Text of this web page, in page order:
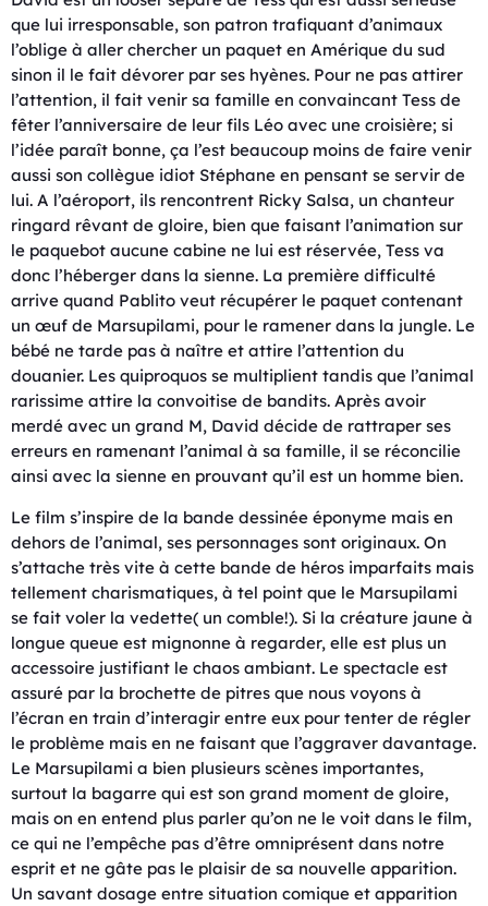
que lui irresponsable, son patron trafiquant d’animaux
l’oblige à aller chercher un paquet en Amérique du sud
sinon il le fait dévorer par ses hyènes. Pour ne pas attirer
l’attention, il fait venir sa famille en convaincant Tess de
fêter l’anniversaire de leur fils Léo avec une croisière; si
l’idée paraît bonne, ça l’est beaucoup moins de faire venir
aussi son collègue idiot Stéphane en pensant se servir de
lui. A l’aéroport, ils rencontrent Ricky Salsa, un chanteur
ringard rêvant de gloire, bien que faisant l’animation sur
le paquebot aucune cabine ne lui est réservée, Tess va
donc l’héberger dans la sienne. La première difficulté
arrive quand Pablito veut récupérer le paquet contenant
un œuf de Marsupilami, pour le ramener dans la jungle. Le
bébé ne tarde pas à naître et attire l’attention du
douanier. Les quiproquos se multiplient tandis que l’animal
rarissime attire la convoitise de bandits. Après avoir
merdé avec un grand M, David décide de rattraper ses
erreurs en ramenant l’animal à sa famille, il se réconcilie
ainsi avec la sienne en prouvant qu’il est un homme bien.
Le film s’inspire de la bande dessinée éponyme mais en
dehors de l’animal, ses personnages sont originaux. On
s’attache très vite à cette bande de héros imparfaits mais
tellement charismatiques, à tel point que le Marsupilami
se fait voler la vedette( un comble!). Si la créature jaune à
longue queue est mignonne à regarder, elle est plus un
accessoire justifiant le chaos ambiant. Le spectacle est
assuré par la brochette de pitres que nous voyons à
l’écran en train d’interagir entre eux pour tenter de régler
le problème mais en ne faisant que l’aggraver davantage.
Le Marsupilami a bien plusieurs scènes importantes,
surtout la bagarre qui est son grand moment de gloire,
mais on en entend plus parler qu’on ne le voit dans le film,
ce qui ne l’empêche pas d’être omniprésent dans notre
esprit et ne gâte pas le plaisir de sa nouvelle apparition.
Un savant dosage entre situation comique et apparition